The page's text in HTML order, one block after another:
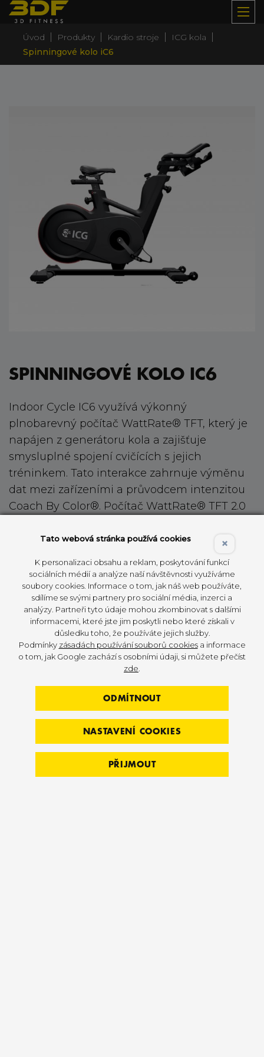
Úvod Produkty Kardio stroje ICG kola
Spinningové kolo iC6
SPINNINGOVÉ KOLO IC6
Indoor Cycle IC6 využívá výkonný
plnobarevný počítač WattRate® TFT, který je
napájen z generátoru kola a zajišťuje
smysluplné spojení cvičících s jejich
tréninkem. Tato interakce zahrnuje výměnu
dat mezi zařízeními a průvodcem intenzitou
Coach By Color®. Počítač WattRate® TFT 2.0
bicykly IC6, IC7 a IC8. Jedná se o robustní
KONTAKTOVAT KONZULTANTA
Cvičenci mohou připojit svůj snímač srdečního
tepu Myzone přes Bluetooth(R) nebo ANT+
×
Tato webová stránka používá cookies
K personalizaci obsahu a reklam, poskytování funkcí
sociálních médií a analýze naší návštěvnosti využíváme
soubory cookies. Informace o tom, jak náš web používáte,
sdílíme se svými partnery pro sociální média, inzerci a
analýzy. Partneři tyto údaje mohou zkombinovat s dalšími
informacemi, které jste jim poskytli nebo které získali v
důsledku toho, že používáte jejich služby.
Podmínky zásadách používání souborů cookiesa informace
o tom, jak Google zachází s osobními údaji, si můžete přečíst
zde.
ODMÍTNOUT
NASTAVENÍ COOKIES
PŘIJMOUT